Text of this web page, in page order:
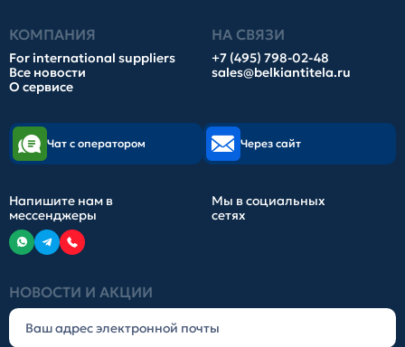
КОМПАНИЯ
For international suppliers
Все новости
О сервисе
НА СВЯЗИ
+7 (495) 798-02-48
sales@belkiantitela.ru
НОВОСТИ И АКЦИИ
Чат с оператором Через сайт
Напишите нам в
мессенджеры
Мы в социальных
сетях